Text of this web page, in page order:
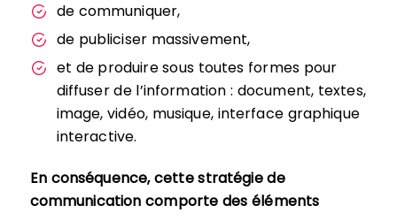
de communiquer,
de publiciser massivement,
et de produire sous toutes formes pour
diffuser de l’information : document, textes,
image, vidéo, musique, interface graphique
interactive.
En conséquence, cette stratégie de
communication comporte des éléments